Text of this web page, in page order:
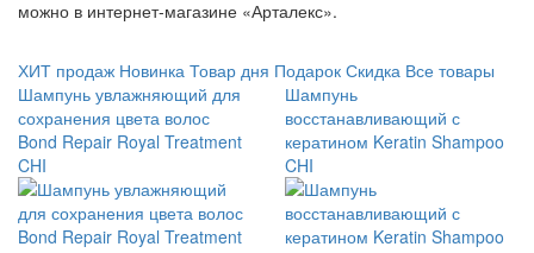
можно в интернет-магазине «Арталекс».
ХИТ продаж Новинка Товар дня Подарок Скидка Все товары
Шампунь увлажняющий для
сохранения цвета волос
Bond Repair Royal Treatment
CHI
Шампунь
восстанавливающий с
кератином Keratin Shampoo
CHI